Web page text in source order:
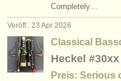
Completely…
Veröff.: 23 Apr 2026
Classical
Heckel #30xx
Preis: Serious